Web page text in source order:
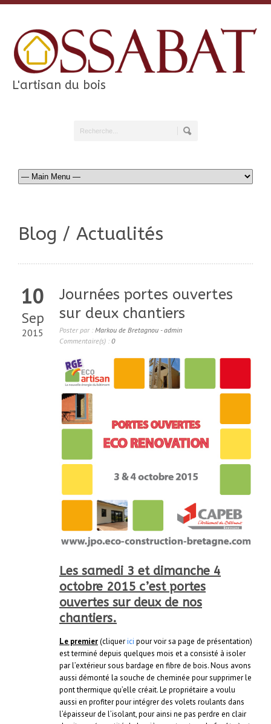
L'artisan du bois
Blog / Actualités
10
Sep
2015
Journées portes ouvertes
sur deux chantiers
Poster par : Markou de Bretagnou - admin
Commentaire(s) : 0
Les samedi 3 et dimanche 4
octobre 2015 c’est portes
ouvertes sur deux de nos
chantiers.
Le premier(cliquerici pour voir sa page de présentation)
est terminé depuis quelques mois et a consisté à isoler
par l’extérieur sous bardage en fibre de bois. Nous avons
aussi démonté la souche de cheminée pour supprimer le
pont thermique qu’elle créait. Le propriétaire a voulu
aussi en profiter pour intégrer des volets roulants dans
l’épaisseur de l’isolant, pour ainsi ne pas perdre en clair